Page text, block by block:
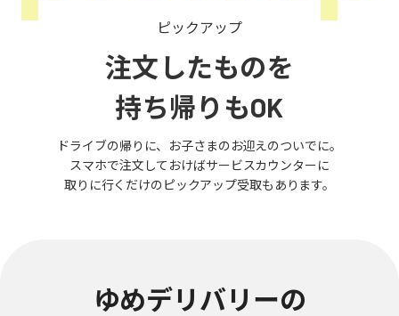
ピックアップ
注文したものを
持ち帰りもOK
ドライブの帰りに、お子さまのお迎えのついでに。
スマホで注文しておけばサービスカウンターに
取りに行くだけのピックアップ受取もあります。
ゆめデリバリーの